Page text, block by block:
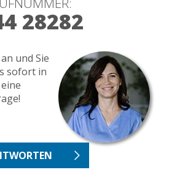
28282
und Sie
sofort in